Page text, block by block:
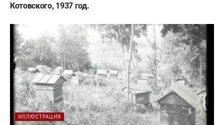
Котовского, 1937 год.
ИЛЛЮСТРАЦИЯ